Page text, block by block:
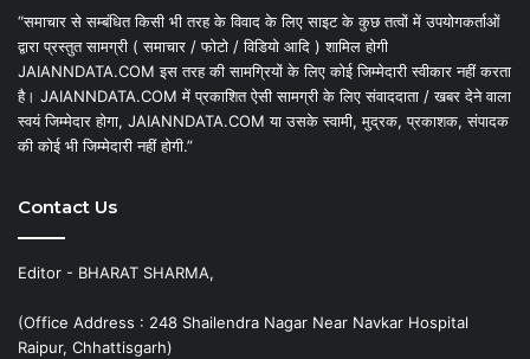
“समाचार से सम्बंधित किसी भी तरह के विवाद के लिए साइट के कुछ तत्वों में उपयोगकर्ताओं
द्वारा प्रस्तुत सामग्री ( समाचार / फोटो / विडियो आदि ) शामिल होगी
JAIANNDATA.COM इस तरह की सामग्रियों के लिए कोई जिम्मेदारी स्वीकार नहीं करता
है। JAIANNDATA.COM में प्रकाशित ऐसी सामग्री के लिए संवाददाता / खबर देने वाला
स्वयं जिम्मेदार होगा, JAIANNDATA.COM या उसके स्वामी, मुद्रक, प्रकाशक, संपादक
की कोई भी जिम्मेदारी नहीं होगी.”
Contact Us
Editor - BHARAT SHARMA,
(Office Address : 248 Shailendra Nagar Near Navkar Hospital
Raipur, Chhattisgarh)